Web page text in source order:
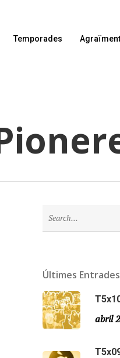
Temporades
Últimes Entrades
abril